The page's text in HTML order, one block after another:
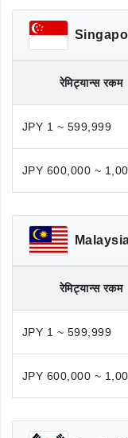
रेमिट्यान्स रकम
JPY 1 ~ 599,999
JPY 600,000 ~
रेमिट्यान्स रकम
JPY 1 ~ 599,999
JPY 600,000 ~